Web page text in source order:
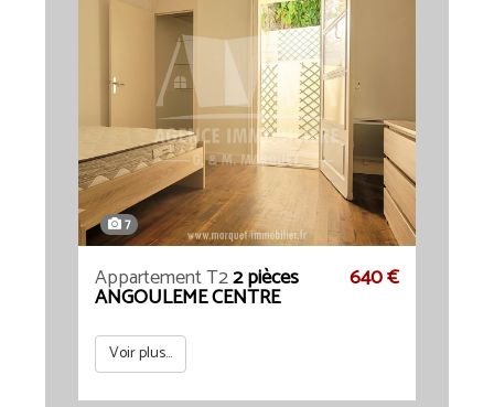
7
Appartement T22 pièces 640 €
ANGOULEME CENTRE
Voir plus...